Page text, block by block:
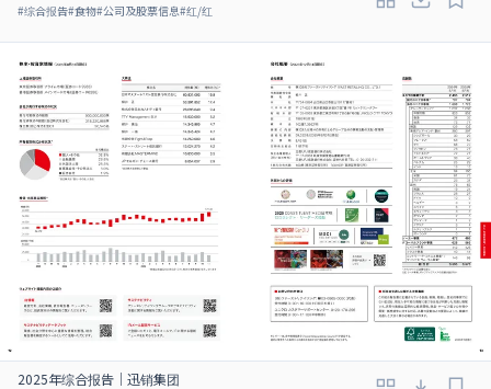
#综合报告#食物#公司及股票信息#红/红
2025年综合报告｜迅销集团